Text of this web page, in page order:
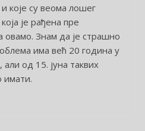
које су веома лошег
је рађена пре
овамо. Знам да је страшно
има већ 20 година у
од 15. јуна таквих
имати.